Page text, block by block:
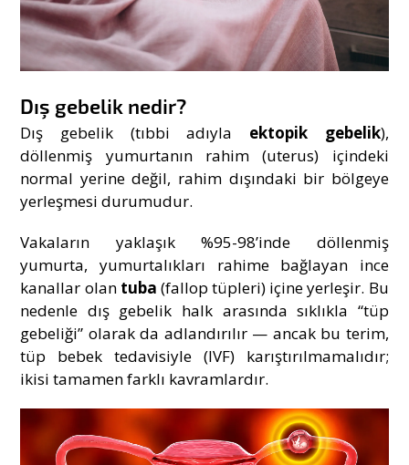
Dış gebelik nedir?
Dış gebelik (tıbbi adıyla ektopik gebelik),
döllenmiş yumurtanın rahim (uterus) içindeki
normal yerine değil, rahim dışındaki bir bölgeye
yerleşmesi durumudur.
Vakaların yaklaşık %95-98’inde döllenmiş
yumurta, yumurtalıkları rahime bağlayan ince
kanallar olan tuba (fallop tüpleri) içine yerleşir. Bu
nedenle dış gebelik halk arasında sıklıkla “tüp
gebeliği” olarak da adlandırılır — ancak bu terim,
tüp bebek tedavisiyle (IVF) karıştırılmamalıdır;
ikisi tamamen farklı kavramlardır.